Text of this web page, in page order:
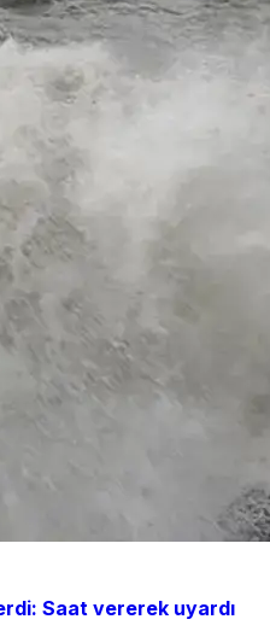
Saat vererek uyardı